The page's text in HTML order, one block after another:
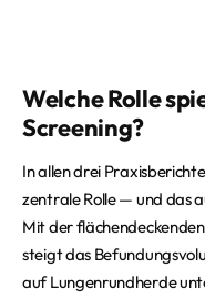
Welche Rolle
Screening?
In allen drei
zentrale Rolle — und das
Mit der
steigt das
auf Lungenrundherde